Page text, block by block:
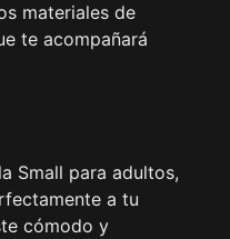
materiales de
te acompañará
Small para adultos,
a tu
cómodo y